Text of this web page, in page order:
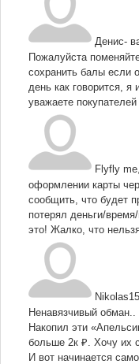
Денис-
Пожалуйста
сохранить балы если
день как говорится,
уважаете
Flyfly me
оформлении карты
сообщить, что будет
потерял деньги/
это! Жалко, что
Ненавязчивый обман..
Накопил эти
больше 2к ₽. Хочу их
И вот начинается